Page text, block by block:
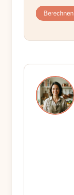
Berechnen